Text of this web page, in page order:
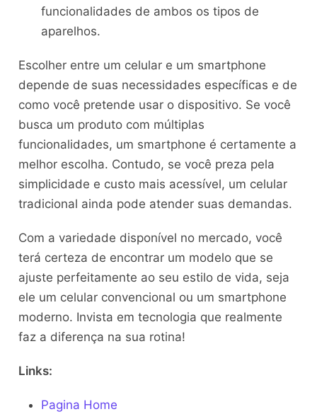
funcionalidades de ambos os tipos de
aparelhos.
Escolher entre um celular e um smartphone
depende de suas necessidades específicas e de
como você pretende usar o dispositivo. Se você
busca um produto com múltiplas
funcionalidades, um smartphone é certamente a
melhor escolha. Contudo, se você preza pela
simplicidade e custo mais acessível, um celular
tradicional ainda pode atender suas demandas.
Com a variedade disponível no mercado, você
terá certeza de encontrar um modelo que se
ajuste perfeitamente ao seu estilo de vida, seja
ele um celular convencional ou um smartphone
moderno. Invista em tecnologia que realmente
faz a diferença na sua rotina!
Links:
Pagina Home